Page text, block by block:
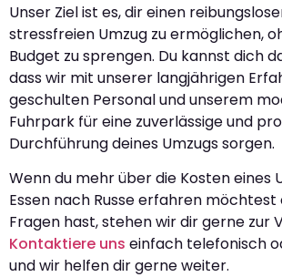
Unser Ziel ist es, dir einen
stressfreien Umzug zu ermöglichen,
Budget zu sprengen. Du kannst dich
dass wir mit unserer langjährigen
geschulten Personal und unserem
Fuhrpark für eine zuverlässige und
Durchführung deines Umzugs sorgen.
Wenn du mehr über die Kosten eines
Essen nach Russe erfahren
Fragen hast, stehen wir dir gerne zur
Kontaktiere uns einfach telefonisch
und wir helfen dir gerne weiter.